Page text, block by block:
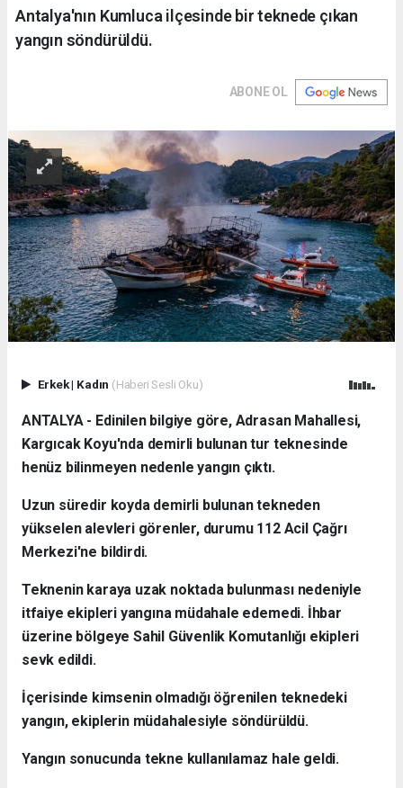
Antalya'nın Kumluca ilçesinde bir teknede çıkan
yangın söndürüldü.
ABONE OL
Erkek| Kadın (Haberi Sesli Oku)
ANTALYA - Edinilen bilgiye göre, Adrasan Mahallesi,
Kargıcak Koyu'nda demirli bulunan tur teknesinde
henüz bilinmeyen nedenle yangın çıktı.
Uzun süredir koyda demirli bulunan tekneden
yükselen alevleri görenler, durumu 112 Acil Çağrı
Merkezi'ne bildirdi.
Teknenin karaya uzak noktada bulunması nedeniyle
itfaiye ekipleri yangına müdahale edemedi. İhbar
üzerine bölgeye Sahil Güvenlik Komutanlığı ekipleri
sevk edildi.
İçerisinde kimsenin olmadığı öğrenilen teknedeki
yangın, ekiplerin müdahalesiyle söndürüldü.
Yangın sonucunda tekne kullanılamaz hale geldi.